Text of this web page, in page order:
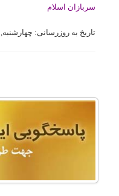
سربازان اسلام
تاریخ به روزرسانی: چهارشنبه, ۲۷ خرداد ۱۳۹۴